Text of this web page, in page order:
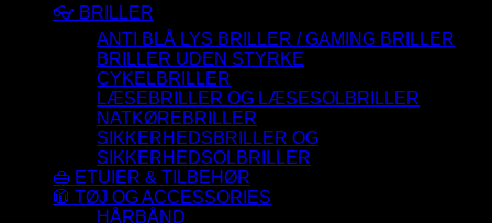
👓 BRILLER
ANTI BLÅ LYS BRILLER / GAMING BRILLER
BRILLER UDEN STYRKE
CYKELBRILLER
LÆSEBRILLER OG LÆSESOLBRILLER
NATKØREBRILLER
SIKKERHEDSBRILLER OG
SIKKERHEDSOLBRILLER
👜 ETUIER & TILBEHØR
🧥 TØJ OG ACCESSORIES
HÅRBÅND